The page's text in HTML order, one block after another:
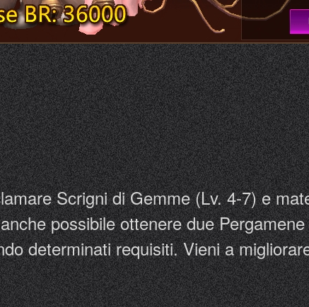
Scrigni di Gemme (Lv. 4-7) e
possibile ottenere due
determinati requisiti. Vieni a